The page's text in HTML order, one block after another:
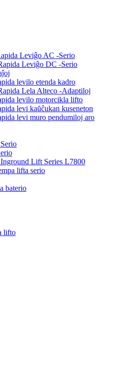
Leviĝo AC -Serio
Leviĝo DC -Serio
levilo etenda kadro
Lela Alteco -Adaptiloj
levilo motorcikla lifto
levi kaŭĉukan kuseneton
levi muro pendumiloj aro
Lift Series L7800
lifta serio
baterio
lifto